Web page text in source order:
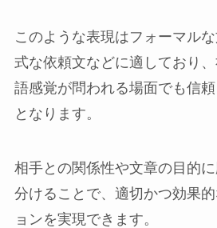
このような表現はフォーマル
式な依頼文などに適しており
語感覚が問われる場面でも信
となります。
相手との関係性や文章の目的
分けることで、適切かつ効果
ョンを実現できます。